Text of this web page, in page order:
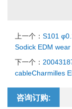
上一个： S101
Sodick EDM
下一个：
cableCharmilles
咨询订购: